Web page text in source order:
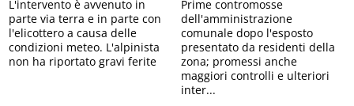
L'intervento è avvenuto in
parte via terra e in parte con
l'elicottero a causa delle
condizioni meteo. L'alpinista
non ha riportato gravi ferite
Prime contromosse
dell'amministrazione
comunale dopo l'esposto
presentato da residenti della
zona; promessi anche
maggiori controlli e ulteriori
inter...